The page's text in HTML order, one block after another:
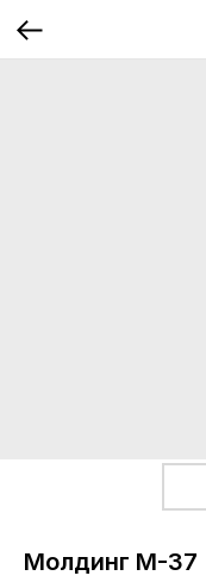
Молдинг М-37